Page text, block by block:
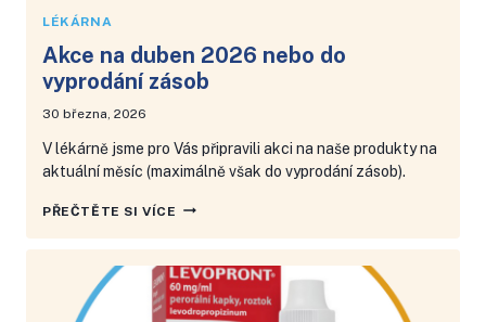
LÉKÁRNA
Akce na duben 2026 nebo do
vyprodání zásob
30 března, 2026
V lékárně jsme pro Vás připravili akci na naše produkty na
aktuální měsíc (maximálně však do vyprodání zásob).
PŘEČTĚTE SI VÍCE AKCE
2026
NEBO
DO